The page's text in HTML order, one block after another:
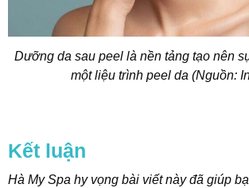
Dưỡng da sau peel là nền tảng tạo nên
một liệu trình peel da (Nguồn:
Kết luận
Hà My Spa hy vọng bài viết này đã giúp